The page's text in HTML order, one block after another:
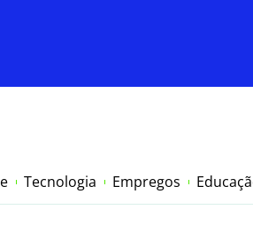
Tecnologia Empregos